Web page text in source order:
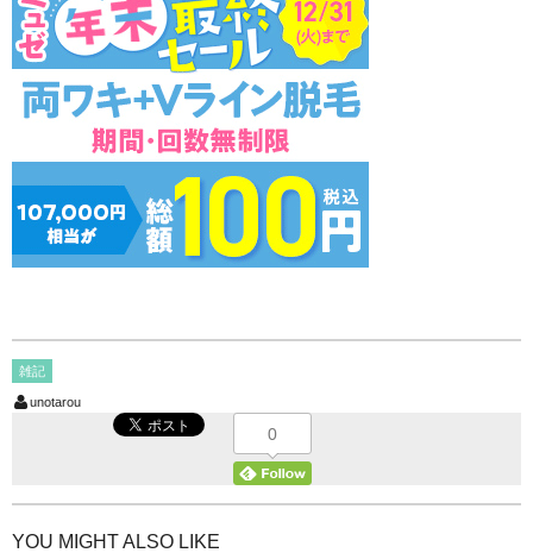
雑記
unotarou
0
YOU MIGHT ALSO LIKE